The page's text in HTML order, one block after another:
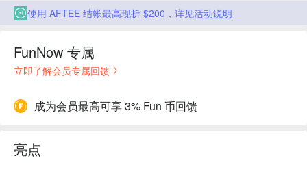
使用 AFTEE 结帐最高现折 $200，详见活动说明
FunNow 专属
立即了解会员专属回馈
成为会员最高可享 3% Fun 币回馈
亮点